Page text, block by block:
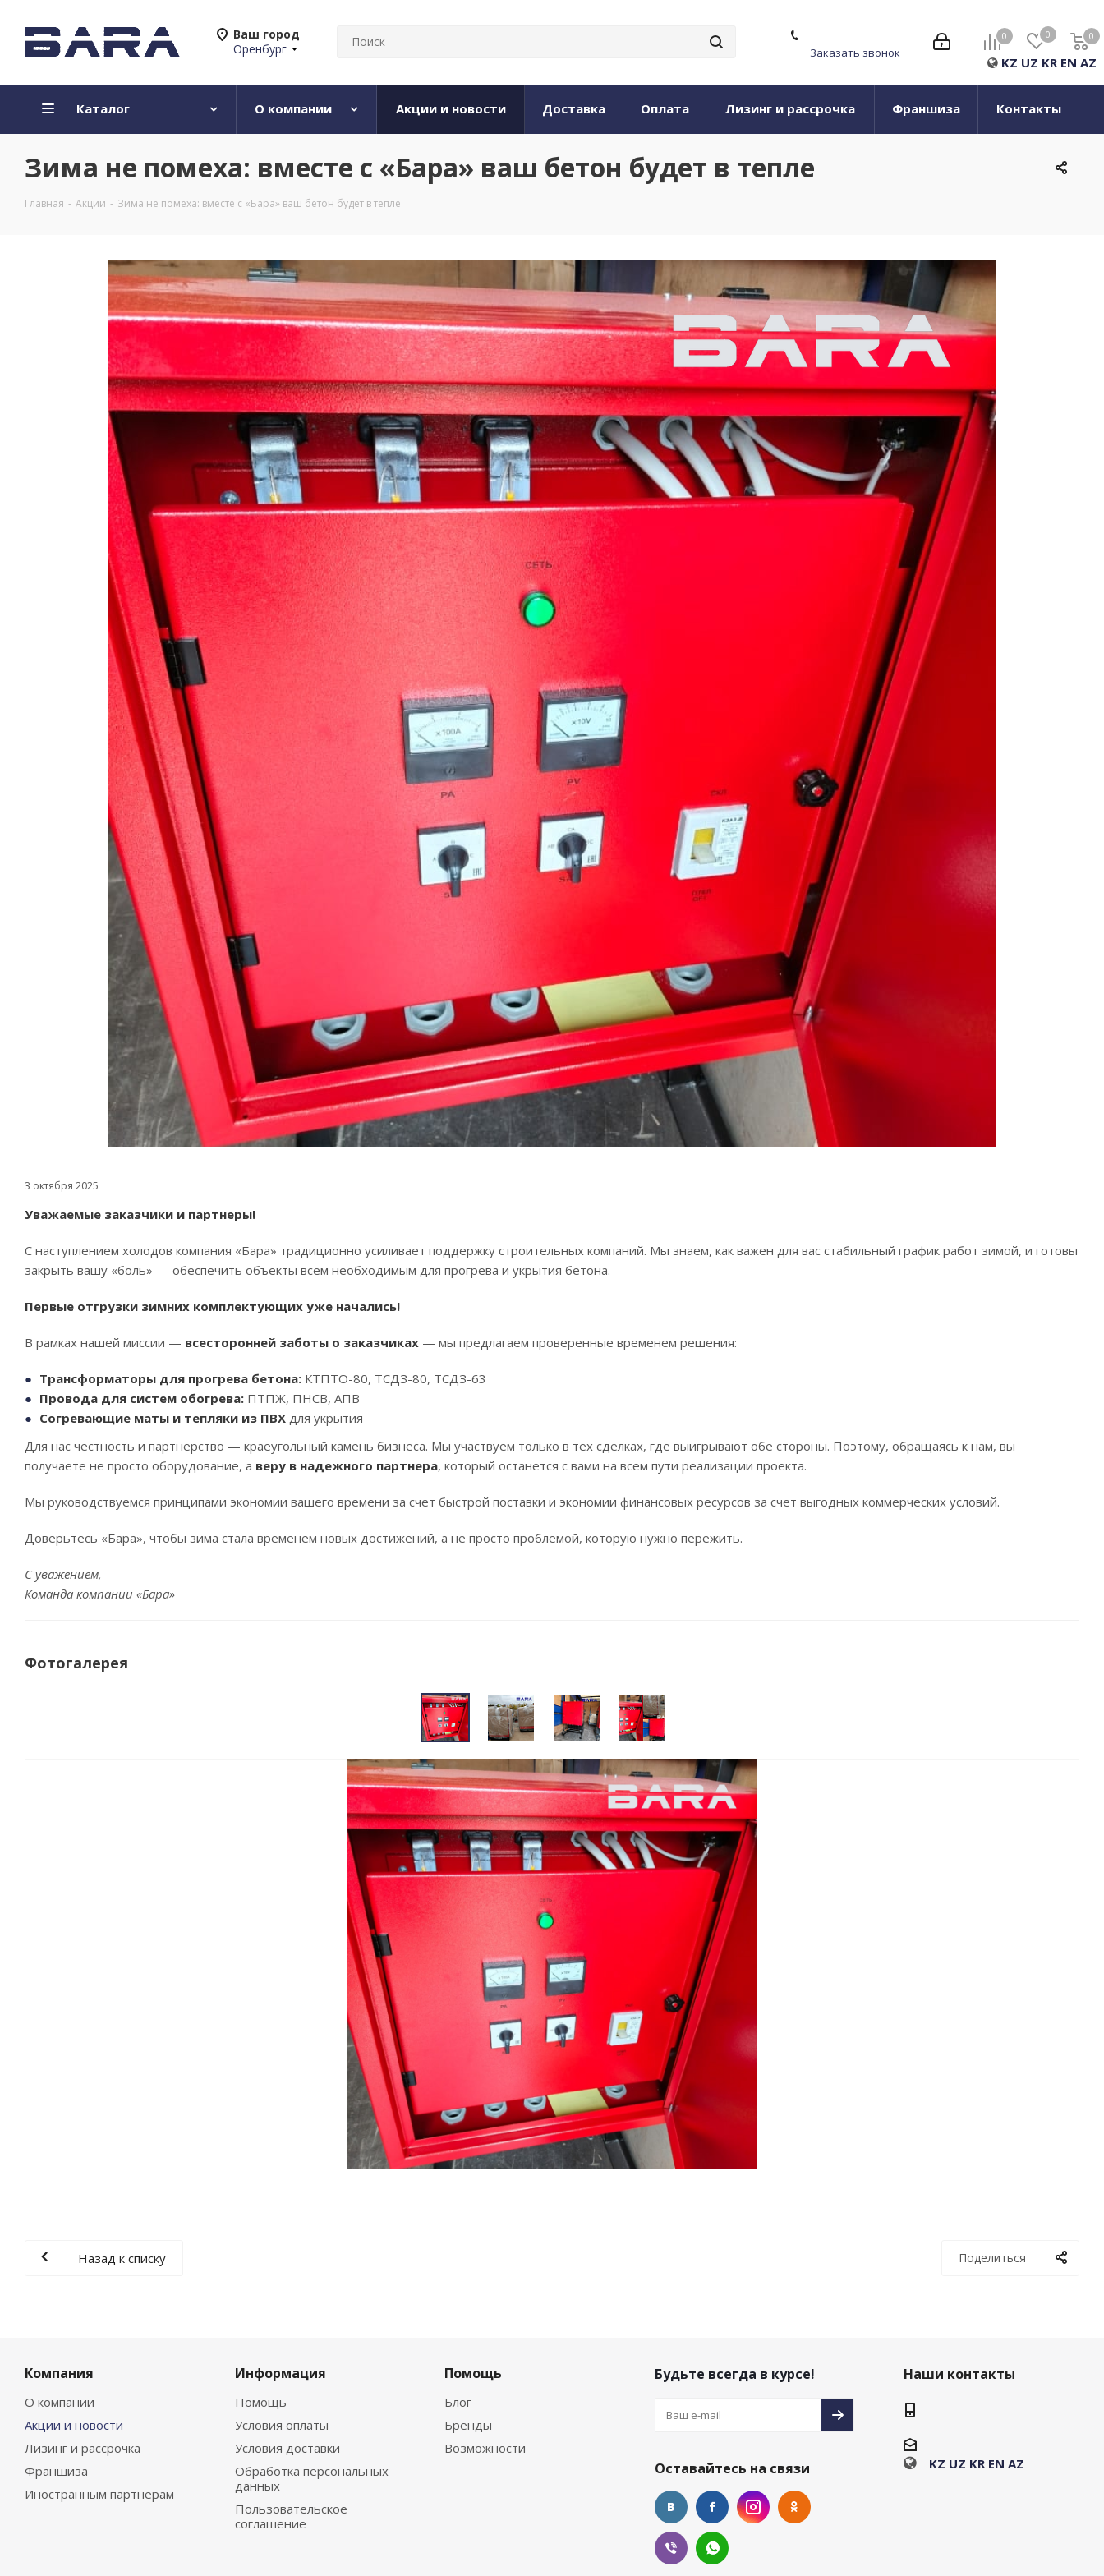
Ваш город
Оренбург
0 0 0
0
KZ UZ KR EN AZ
Заказать звонок
Каталог О компании Акции и новости Доставка Оплата Лизинг и рассрочка Франшиза Контакты
Зима не помеха: вместе с «Бара» ваш бетон будет в тепле
Главная - Акции - Зима не помеха: вместе с «Бара» ваш бетон будет в тепле
3 октября 2025
Уважаемые заказчики и партнеры!
С наступлением холодов компания «Бара» традиционно усиливает поддержку строительных компаний. Мы знаем, как важен для вас стабильный график работ зимой, и готовы
закрыть вашу «боль» — обеспечить объекты всем необходимым для прогрева и укрытия бетона.
Первые отгрузки зимних комплектующих уже начались!
В рамках нашей миссии — всесторонней заботы о заказчиках — мы предлагаем проверенные временем решения:
Трансформаторы для прогрева бетона: КТПТО-80, ТСДЗ-80, ТСДЗ-63
Провода для систем обогрева: ПТПЖ, ПНСВ, АПВ
Согревающие маты и тепляки из ПВХ для укрытия
Для нас честность и партнерство — краеугольный камень бизнеса. Мы участвуем только в тех сделках, где выигрывают обе стороны. Поэтому, обращаясь к нам, вы
получаете не просто оборудование, а веру в надежного партнера, который останется с вами на всем пути реализации проекта.
Мы руководствуемся принципами экономии вашего времени за счет быстрой поставки и экономии финансовых ресурсов за счет выгодных коммерческих условий.
Доверьтесь «Бара», чтобы зима стала временем новых достижений, а не просто проблемой, которую нужно пережить.
С уважением,
Команда компании «Бара»
Фотогалерея
Поделиться
Назад к списку
Компания
О компании
Акции и новости
Лизинг и рассрочка
Франшиза
Иностранным партнерам
Информация
Помощь
Условия оплаты
Условия доставки
Обработка персональных
данных
Пользовательское
соглашение
Помощь
Блог
Бренды
Возможности
Будьте всегда в курсе!
Оставайтесь на связи
Наши контакты
KZ UZ KR EN AZ